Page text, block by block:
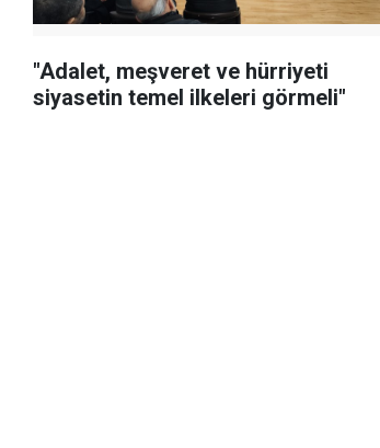
"Adalet, meşveret ve hürriyeti
siyasetin temel ilkeleri görmeli"